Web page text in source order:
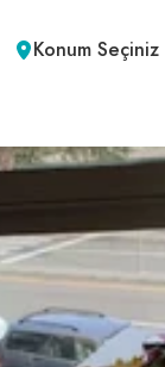
Konum Seçiniz